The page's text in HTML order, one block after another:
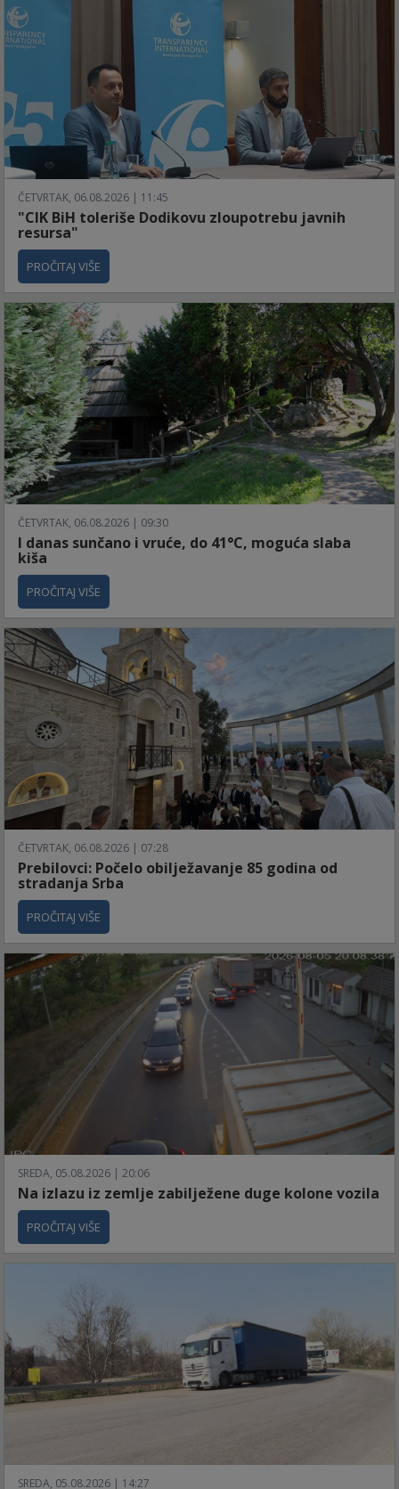
ČETVRTAK, 06.08.2026 | 11:45
"CIK BiH toleriše Dodikovu zloupotrebu javnih
resursa"
PROČITAJ VIŠE
ČETVRTAK, 06.08.2026 | 09:30
I danas sunčano i vruće, do 41°C, moguća slaba
kiša
PROČITAJ VIŠE
ČETVRTAK, 06.08.2026 | 07:28
Prebilovci: Počelo obilježavanje 85 godina od
stradanja Srba
PROČITAJ VIŠE
SREDA, 05.08.2026 | 20:06
Na izlazu iz zemlje zabilježene duge kolone vozila
PROČITAJ VIŠE
SREDA, 05.08.2026 | 14:27